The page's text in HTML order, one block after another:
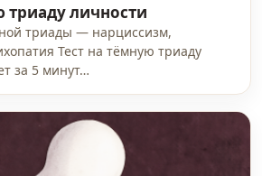
триаду личности
триады — нарциссизм,
Тест на тёмную триаду
за 5 минут…